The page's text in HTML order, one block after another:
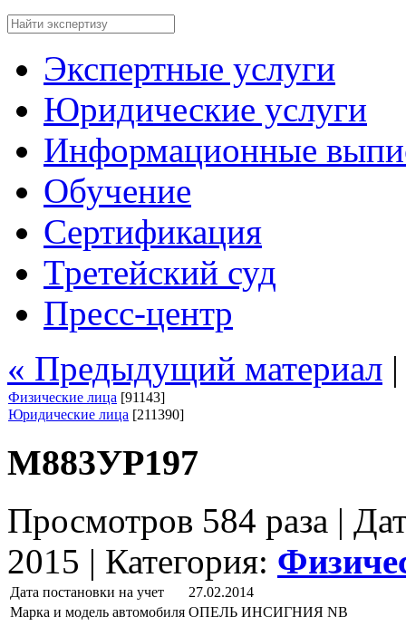
Экспертные услуги
Юридические услуги
Информационные
Обучение
Сертификация
Третейский суд
Пресс-центр
« Предыдущий материал
Физические лица [91143]
Юридические лица [211390]
М883УР197
Просмотров 584 раза |
2015 | Категория:
Дата постановки на учет
27.02.2014
Марка и модель автомобиля ОПЕЛЬ ИНСИГНИЯ NВ